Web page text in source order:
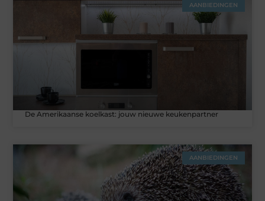
AANBIEDINGEN
De Amerikaanse koelkast: jouw nieuwe keukenpartner
AANBIEDINGEN